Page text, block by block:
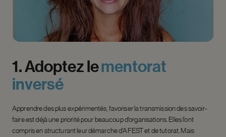
1.Adoptezlementorat
inversé
Apprendre des plus expérimentés, favoriser la transmission des savoir-
faire est déjà une priorité pour beaucoup d’organisations. Elles l’ont
compris en structurant leur démarche d’AFEST et de tutorat. Mais